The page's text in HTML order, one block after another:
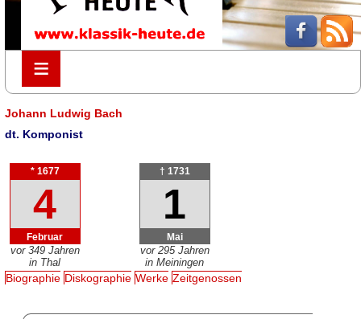
≡
≡
Johann Ludwig Bach
dt. Komponist
* 1677
4
Februar
vor 349 Jahren
in Thal
† 1731
1
Mai
vor 295 Jahren
in Meiningen
Biographie Diskographie Werke Zeitgenossen